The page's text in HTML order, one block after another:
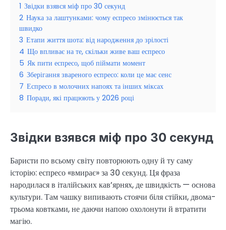
1 Звідки взявся міф про 30 секунд
2 Наука за лаштунками: чому еспресо змінюється так
швидко
3 Етапи життя шота: від народження до зрілості
4 Що впливає на те, скільки живе ваш еспресо
5 Як пити еспресо, щоб піймати момент
6 Зберігання звареного еспресо: коли це має сенс
7 Еспресо в молочних напоях та інших міксах
8 Поради, які працюють у 2026 році
Звідки взявся міф про 30 секунд
Баристи по всьому світу повторюють одну й ту саму
історію: еспресо «вмирає» за 30 секунд. Ця фраза
народилася в італійських кав’ярнях, де швидкість — основа
культури. Там чашку випивають стоячи біля стійки, двома-
трьома ковтками, не даючи напою охолонути й втратити
магію.